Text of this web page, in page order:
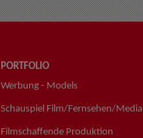
PORTFOLIO
Werbung - Models
Schauspiel Film/Fernsehen/Media
Filmschaffende Produktion